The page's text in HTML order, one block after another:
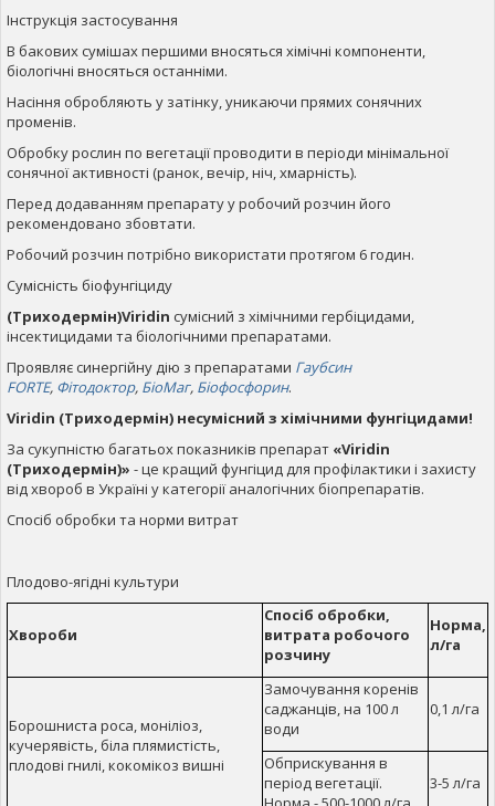
Інструкція застосування
В бакових сумішах першими вносяться хімічні компоненти,
біологічні вносяться останніми.
Насіння обробляють у затінку, уникаючи прямих сонячних
променів.
Обробку рослин по вегетації проводити в періоди мінімальної
сонячної активності (ранок, вечір, ніч, хмарність).
Перед додаванням препарату у робочий розчин його
рекомендовано збовтати.
Робочий розчин потрібно використати протягом 6 годин.
Сумісність біофунгіциду
(Триходермін)Viridin сумісний з хімічними гербіцидами,
інсектицидами та біологічними препаратами.
Проявляє синергійну дію з препаратами Гаубсин
FORTE, Фітодоктор, БіоМаг, Біофосфорин.
Viridin (Триходермін) несумісний з хімічними фунгіцидами!
За сукупністю багатьох показників препарат «Viridin
(Триходермін)» - це кращий фунгіцид для профілактики і захисту
від хвороб в Україні у категорії аналогічних біопрепаратів.
Спосіб обробки та норми витрат
Плодово-ягідні культури
Хвороби
Спосіб обробки,
витрата робочого
розчину
Норма,
л/га
Борошниста роса, моніліоз,
кучерявість, біла плямистість,
плодові гнилі, кокомікоз вишні
Замочування коренів
саджанців, на 100 л
води
0,1 л/га
Обприскування в
період вегетації.
3-5 л/га